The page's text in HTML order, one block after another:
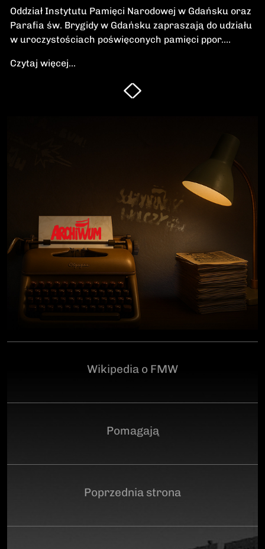
Oddział Instytutu Pamięci Narodowej w Gdańsku oraz
Parafia św. Brygidy w Gdańsku zapraszają do udziału
w uroczystościach poświęconych pamięci ppor.
Wileńskiej Brygady Armii Krajowej, dowódcy 5.
szwadronu podczas walk na Pomorzu, jednego z
najbardziej zasłużonych żołnierzy polskiego podziemia
przeciwko niemieckiemu i sowieckiemu okupantowi, a
po zakończeniu wojny pozostał wierny ideałom
wolności. Poległ 28 czerwca 1946 r., a miejsce
ukrycia jego szczątków przez komunistyczny aparat
represji pozostaje do dziś nieznane.Program
uroczystości:11.00 – Msza Święta w Kościele św.
Brygidy w Gdańsku12.30 – poświęcenie
symbolicznego nagrobka na Cmentarzu
Garnizonowym w GdańskuSerdecznie zapraszamy
Czytaj więcej...
Wikipedia o FMW
Pomagają
Poprzednia strona